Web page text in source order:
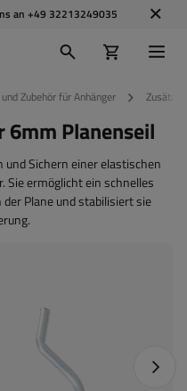
an +49 32213249035
Zubehör für Anhänger
Planenseil
Sichern einer elastischen
Sie ermöglicht ein schnelles
Plane und stabilisiert sie